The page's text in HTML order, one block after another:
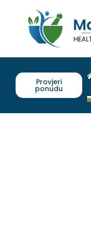
Provjeri
ponudu